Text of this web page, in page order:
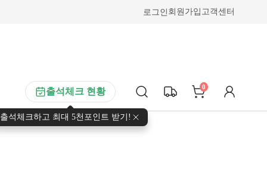
로그인 회원가입 고객센터
출석체크 현황
출석체크하고 최대 5천포인트 받기!
0